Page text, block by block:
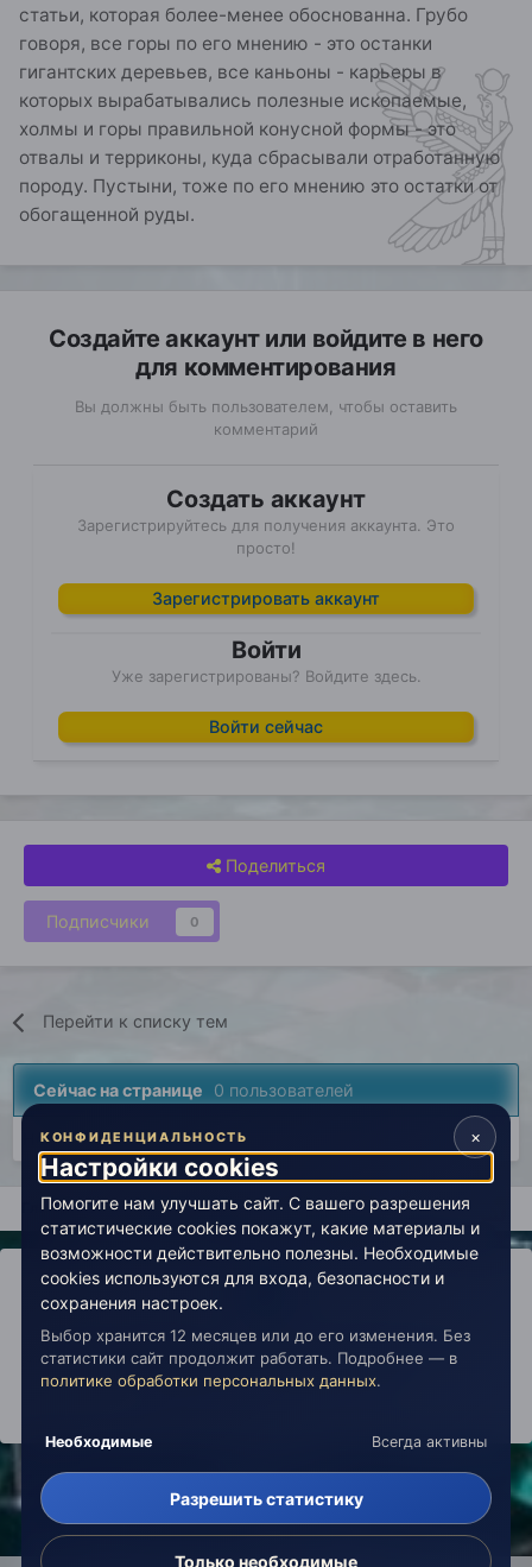
статьи, которая более-менее обоснованна. Грубо
говоря, все горы по его мнению - это останки
гигантских деревьев, все каньоны - карьеры в
которых вырабатывались полезные ископаемые,
холмы и горы правильной конусной формы - это
отвалы и терриконы, куда сбрасывали отработанную
породу. Пустыни, тоже по его мнению это остатки от
обогащенной руды.
Создайте аккаунт или войдите в него
для комментирования
Вы должны быть пользователем, чтобы оставить
комментарий
Создать аккаунт
Зарегистрируйтесь для получения аккаунта. Это
просто!
Зарегистрировать аккаунт
Войти
Уже зарегистрированы? Войдите здесь.
Войти сейчас
Поделиться
Подписчики 0
Перейти к списку тем
Сейчас на странице 0 пользователей
Нет пользователей, просматривающих эту страницу.
Главная Открытый космос Иные пути Теория заговора
IPS ThemebyIPSFocus
Политика конфиденциальности
Обратная связь
Настройки cookies
copyright © 2026 Живая Эзотерика
×
КОНФИДЕНЦИАЛЬНОСТЬ
Настройки cookies
Помогите нам улучшать сайт. С вашего разрешения
статистические cookies покажут, какие материалы и
возможности действительно полезны. Необходимые
cookies используются для входа, безопасности и
сохранения настроек.
Выбор хранится 12 месяцев или до его изменения. Без
статистики сайт продолжит работать. Подробнее — в
политике обработки персональных данных.
Необходимые Всегда активны
Разрешить статистику
Только необходимые